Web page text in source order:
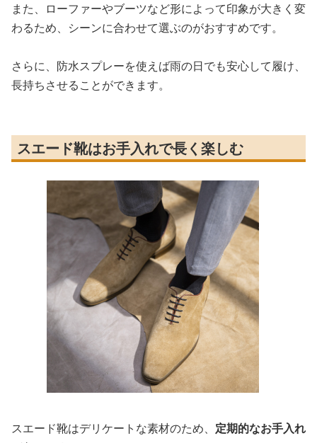
また、ローファーやブーツなど形によって印象が大きく変
わるため、シーンに合わせて選ぶのがおすすめです。
さらに、防水スプレーを使えば雨の日でも安心して履け、
長持ちさせることができます。
スエード靴はお手入れで長く楽しむ
スエード靴はデリケートな素材のため、 定期的なお手入れ